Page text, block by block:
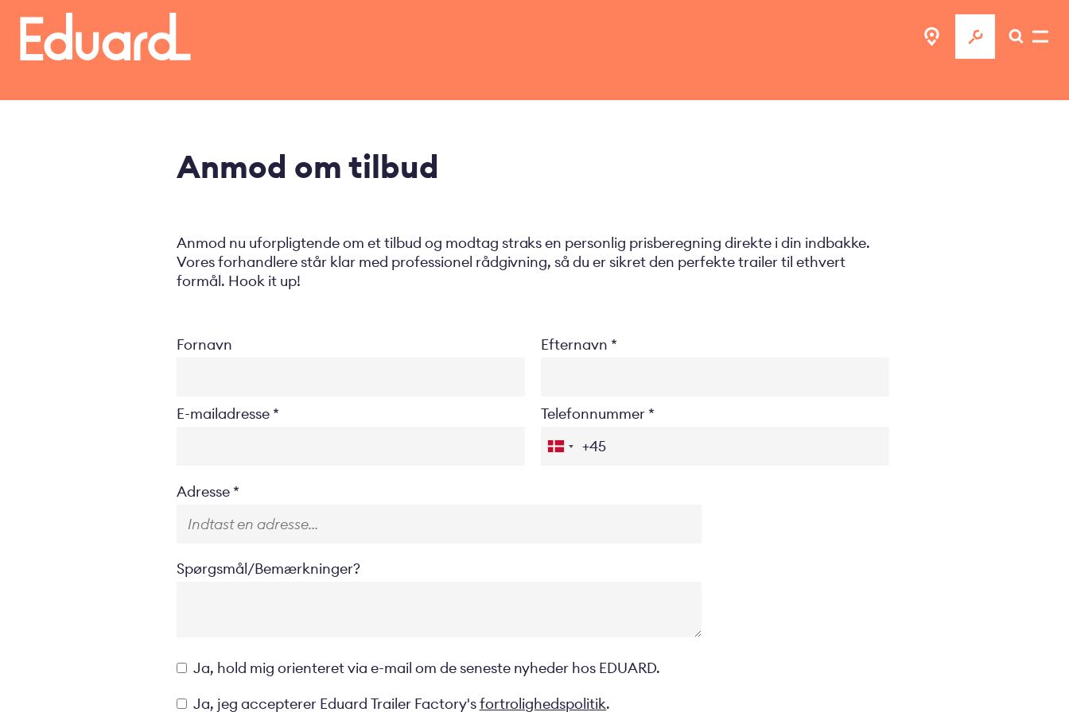
hovedindhold
Anmod om tilbud
Anmod nu uforpligtende om et tilbud og modtag straks en personlig prisberegning direkte i din indbakke.
Vores forhandlere står klar med professionel rådgivning, så du er sikret den perfekte trailer til ethvert
formål. Hook it up!
Fornavn Efternavn
E-mailadresse Telefonnummer
Location
Adresse
Spørgsmål/Bemærkninger?
Opt-
in
Ja, hold mig orienteret via e-mail om de seneste nyheder hos EDUARD.
Privacyverklaring
Ja, jeg accepterer Eduard Trailer Factory'sfortrolighedspolitik.